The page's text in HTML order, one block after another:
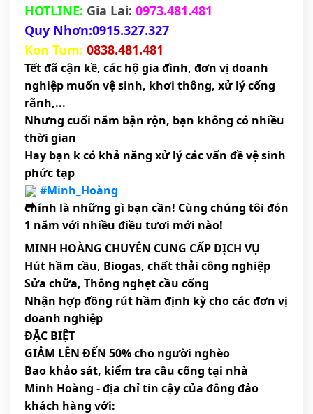
HOTLINE: Gia Lai: 0973.481.481
Quy Nhơn:0915.327.327
Kon Tum: 0838.481.481
Tết đã cận kề, các hộ gia đình, đơn vị doanh
nghiệp muốn vệ sinh, khơi thông, xử lý cống
rãnh,...
Nhưng cuối năm bận rộn, bạn không có nhiều
thời gian
Hay bạn k có khả năng xử lý các vấn đề vệ sinh
phức tạp
#Minh_Hoàng
chính là những gì bạn cần! Cùng chúng tôi đón
1 năm với nhiều điều tươi mới nào!
MINH HOÀNG CHUYÊN CUNG CẤP DỊCH VỤ
Hút hầm cầu, Biogas, chất thải công nghiệp
Sửa chữa, Thông nghẹt cầu cống
Nhận hợp đồng rút hầm định kỳ cho các đơn vị
doanh nghiệp
ĐẶC BIỆT
GIẢM LÊN ĐẾN 50% cho người nghèo
Bao khảo sát, kiểm tra cầu cống tại nhà
Minh Hoàng - địa chỉ tin cậy của đông đảo
khách hàng với: